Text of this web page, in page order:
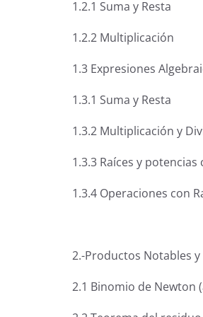
1.2.1 Suma y Resta
1.2.2 Multiplicación
1.3 Expresiones
1.3.1 Suma y Resta
1.3.2 Multiplicación y
1.3.3 Raíces y
1.3.4 Operaciones con
2.-Productos Notables
2.1 Binomio de Newton